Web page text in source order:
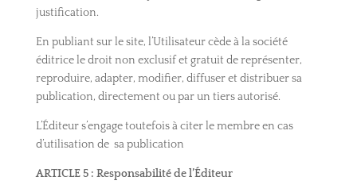
justification.
En publiant sur le site, l’Utilisateur cède à la société
éditrice le droit non exclusif et gratuit de représenter,
reproduire, adapter, modifier, diffuser et distribuer sa
publication, directement ou par un tiers autorisé.
L’Éditeur s’engage toutefois à citer le membre en cas
d’utilisation de sa publication
ARTICLE 5 : Responsabilité de l’Éditeur